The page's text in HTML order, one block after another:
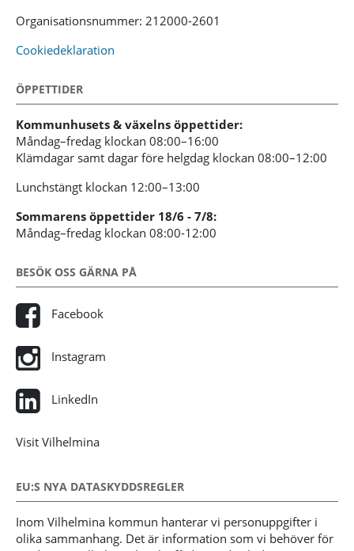
Organisationsnummer: 212000-2601
Cookiedeklaration
ÖPPETTIDER
Kommunhusets & växelns öppettider:
Måndag–fredag klockan 08:00–16:00
Klämdagar samt dagar före helgdag klockan 08:00–12:00
Lunchstängt klockan 12:00–13:00
Sommarens öppettider 18/6 - 7/8:
Måndag–fredag klockan 08:00-12:00
BESÖK OSS GÄRNA PÅ
Facebook
Instagram
LinkedIn
Visit Vilhelmina
EU:S NYA DATASKYDDSREGLER
Inom Vilhelmina kommun hanterar vi personuppgifter i
olika sammanhang. Det är information som vi behöver för